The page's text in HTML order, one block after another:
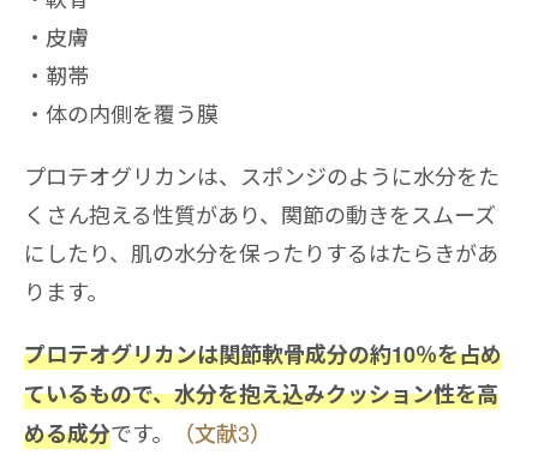
皮膚
靭帯
体の内側を覆う膜
プロテオグリカンは、スポンジのように水分をた
くさん抱える性質があり、関節の動きをスムーズ
にしたり、肌の水分を保ったりするはたらきがあ
ります。
プロテオグリカンは関節軟骨成分の約10％を占め
ているもので、水分を抱え込みクッション性を高
める成分です。 （文献3）